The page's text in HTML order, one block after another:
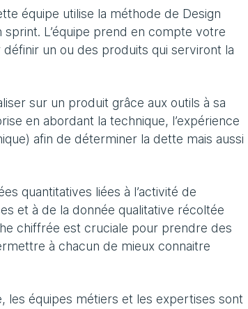
équipe utilise la méthode de Design
L’équipe prend en compte votre
un ou des produits qui serviront la
sur un produit grâce aux outils à sa
en abordant la technique, l’expérience
afin de déterminer la dette mais aussi
quantitatives liées à l’activité de
et à de la donnée qualitative récoltée
chiffrée est cruciale pour prendre des
à chacun de mieux connaitre
les équipes métiers et les expertises sont